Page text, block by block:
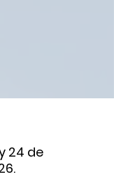
y 24 de